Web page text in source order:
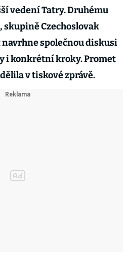
vedení Tatry. Druhému
Czechoslovak
navrhne společnou diskusi
i konkrétní kroky. Promet
v tiskové zprávě.